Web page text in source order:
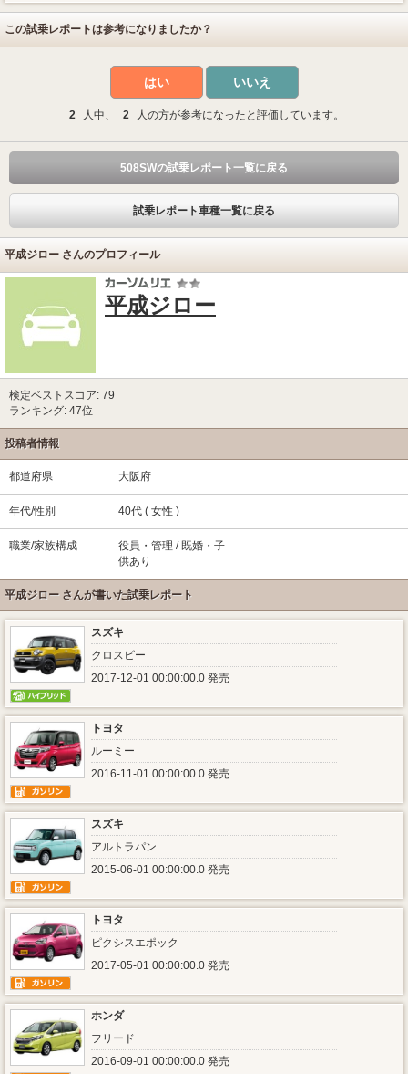
この試乗レポートは参考になりましたか？
はい いいえ
2 人中、 2 人の方が参考になったと評価しています。
508SWの試乗レポート一覧に戻る
試乗レポート車種一覧に戻る
平成ジロー さんのプロフィール
平成ジロー
検定ベストスコア: 79
ランキング: 47位
投稿者情報
都道府県 大阪府
年代/性別 40代 ( 女性 )
職業/家族構成
役員・管理 / 既婚・子
供あり
平成ジロー さんが書いた試乗レポート
スズキ
クロスビー
2017-12-01 00:00:00.0 発売
トヨタ
ルーミー
2016-11-01 00:00:00.0 発売
スズキ
アルトラパン
2015-06-01 00:00:00.0 発売
トヨタ
ピクシスエポック
2017-05-01 00:00:00.0 発売
ホンダ
フリード+
2016-09-01 00:00:00.0 発売